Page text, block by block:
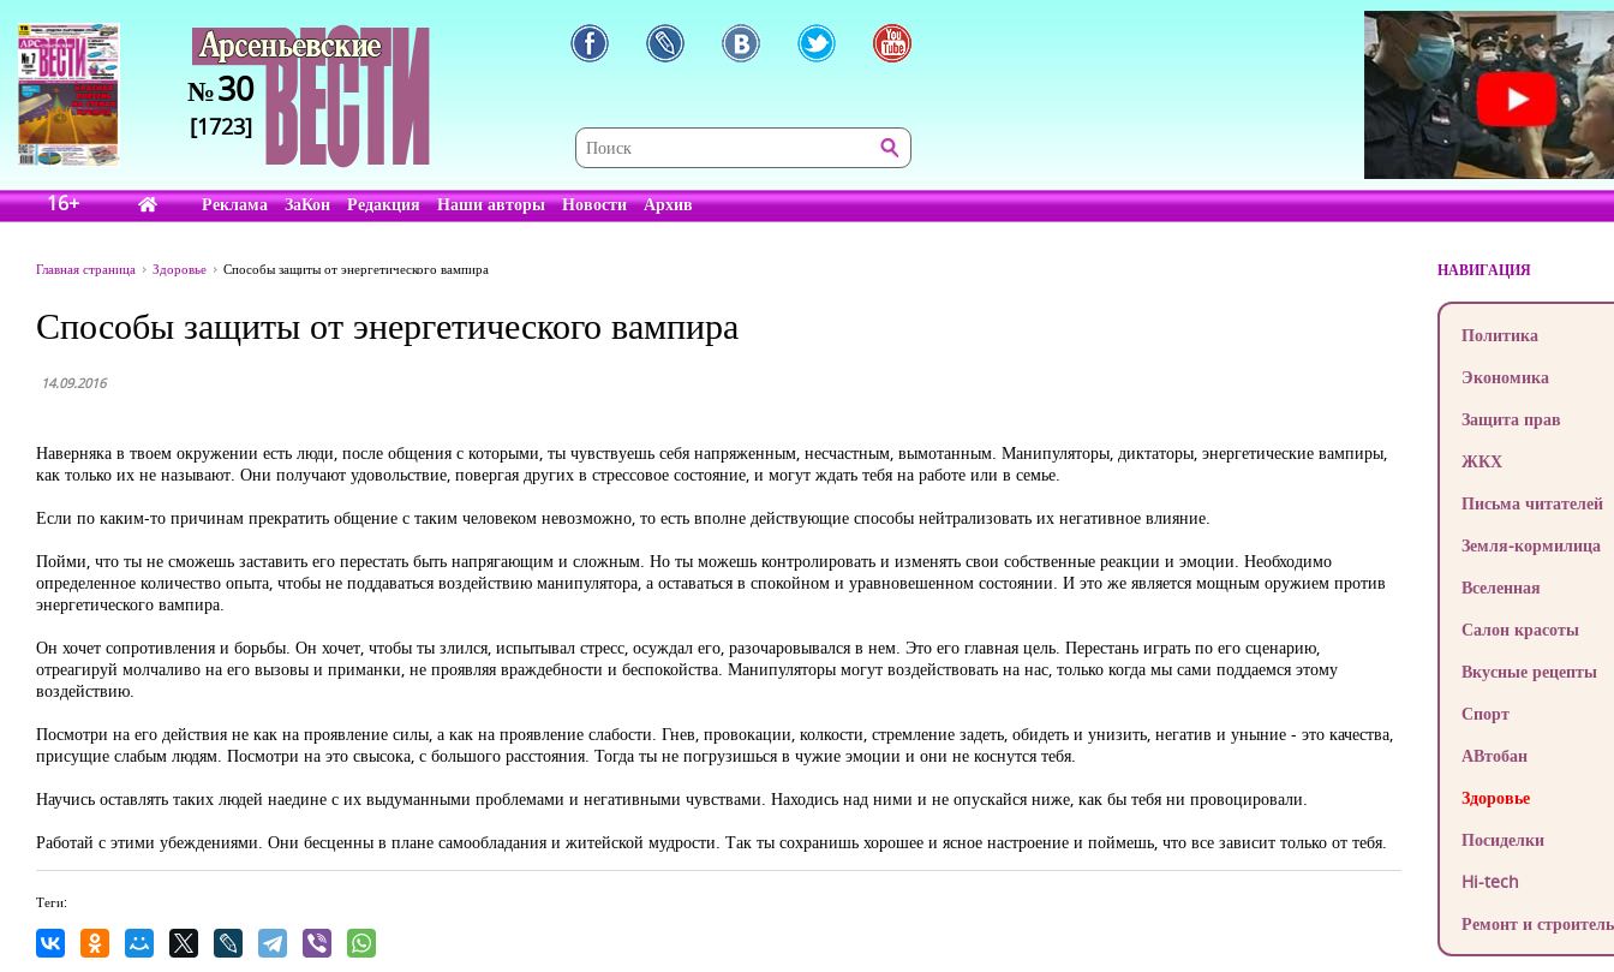
№30
[1723]
16+ Реклама ЗаКон Редакция Наши авторы Новости Архив
Главная страница Здоровье Способы защиты от энергетического вампира
Способы защиты от энергетического вампира
14.09.2016
Наверняка в твоем окружении есть люди, после общения с которыми, ты чувствуешь себя напряженным, несчастным, вымотанным. Манипуляторы, диктаторы, энергетические вампиры,
как только их не называют. Они получают удовольствие, повергая других в стрессовое состояние, и могут ждать тебя на работе или в семье.
Если по каким-то причинам прекратить общение с таким человеком невозможно, то есть вполне действующие способы нейтрализовать их негативное влияние.
Пойми, что ты не сможешь заставить его перестать быть напрягающим и сложным. Но ты можешь контролировать и изменять свои собственные реакции и эмоции. Необходимо
определенное количество опыта, чтобы не поддаваться воздействию манипулятора, а оставаться в спокойном и уравновешенном состоянии. И это же является мощным оружием против
энергетического вампира.
Он хочет сопротивления и борьбы. Он хочет, чтобы ты злился, испытывал стресс, осуждал его, разочаровывался в нем. Это его главная цель. Перестань играть по его сценарию,
отреагируй молчаливо на его вызовы и приманки, не проявляя враждебности и беспокойства. Манипуляторы могут воздействовать на нас, только когда мы сами поддаемся этому
воздействию.
Посмотри на его действия не как на проявление силы, а как на проявление слабости. Гнев, провокации, колкости, стремление задеть, обидеть и унизить, негатив и уныние - это качества,
присущие слабым людям. Посмотри на это свысока, с большого расстояния. Тогда ты не погрузишься в чужие эмоции и они не коснутся тебя.
Научись оставлять таких людей наедине с их выдуманными проблемами и негативными чувствами. Находись над ними и не опускайся ниже, как бы тебя ни провоцировали.
Работай с этими убеждениями. Они бесценны в плане самообладания и житейской мудрости. Так ты сохранишь хорошее и ясное настроение и поймешь, что все зависит только от тебя.
Теги:
НАВИГАЦИЯ
Политика
Экономика
Защита прав
ЖКХ
Письма читателей
Земля-кормилица
Вселенная
Салон красоты
Вкусные рецепты
Спорт
АВтобан
Здоровье
Посиделки
Hi-tech
Ремонт и